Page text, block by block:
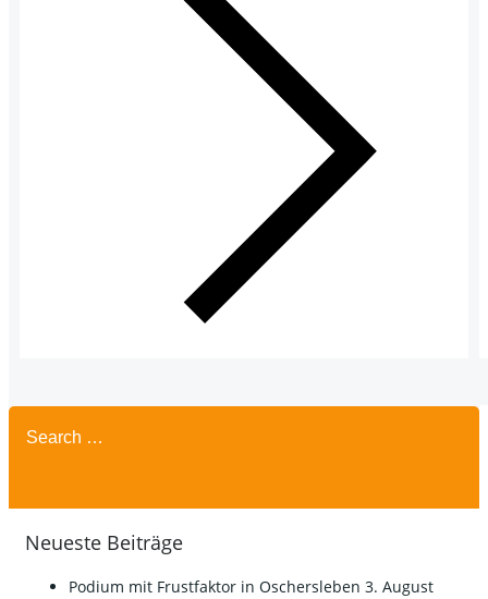
Search
for:
Neueste Beiträge
Podium mit Frustfaktor in Oschersleben 3. August